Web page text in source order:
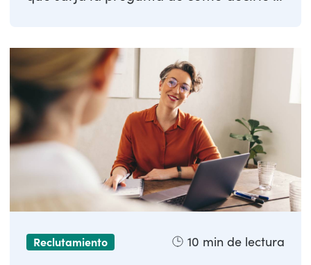
Reclutamiento 10 min de lectura